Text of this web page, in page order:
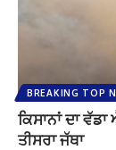
BREAKING TOP
ਕਿਸਾਨਾਂ ਦਾ
ਤੀਸਰਾ ਜੱਥਾ